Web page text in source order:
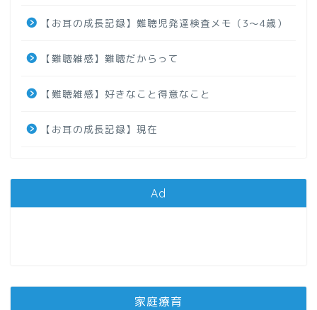
【お耳の成長記録】難聴児発達検査メモ（3～4歳）
【難聴雑感】難聴だからって
【難聴雑感】好きなこと得意なこと
【お耳の成長記録】現在
Ad
家庭療育